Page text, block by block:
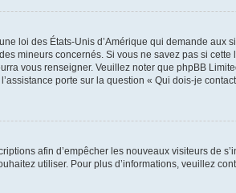
loi des États-Unis d’Amérique qui demande
mineurs concernés. Si vous ne savez pas si
vous renseigner. Veuillez noter que phpBB
porte sur la question « Qui dois-je
afin d’empêcher les nouveaux visiteurs de
utiliser. Pour plus d’informations, veuillez